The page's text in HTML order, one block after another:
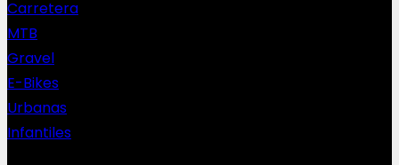
Carretera
MTB
Gravel
E-Bikes
Urbanas
Infantiles